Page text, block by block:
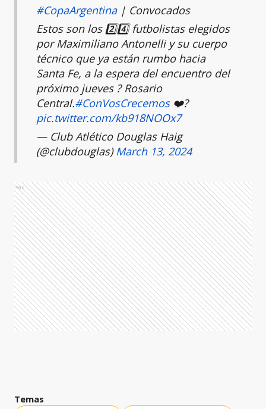
#CopaArgentina| Convocados
Estos son los 2️⃣4️⃣ futbolistas elegidos
por Maximiliano Antonelli y su cuerpo
técnico que ya están rumbo hacia
Santa Fe, a la espera del encuentro del
próximo jueves ? Rosario
Central.#ConVosCrecemos❤️?
pic.twitter.com/kb918NOOx7
— Club Atlético Douglas Haig
(@clubdouglas)March 13, 2024
Ads
Temas